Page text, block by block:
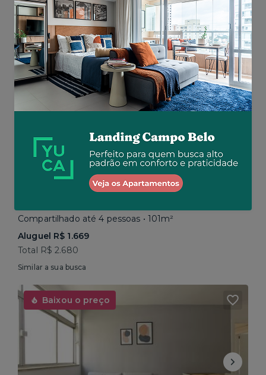
TotalR$ 2.520por R$ 2.843
Similar a sua busca
Em breve
Compartilhado até 4 pessoas • 101m²
Aluguel R$ 1.669
Total R$ 2.680
Similar a sua busca
Baixou o preço